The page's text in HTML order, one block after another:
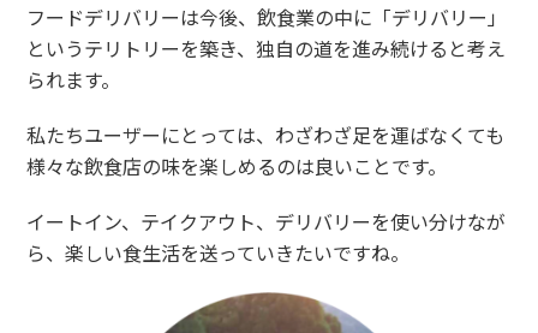
フードデリバリーは今後、飲食業の中に「デリバリー」
というテリトリーを築き、独自の道を進み続けると考え
られます。
私たちユーザーにとっては、わざわざ足を運ばなくても
様々な飲食店の味を楽しめるのは良いことです。
イートイン、テイクアウト、デリバリーを使い分けなが
ら、楽しい食生活を送っていきたいですね。